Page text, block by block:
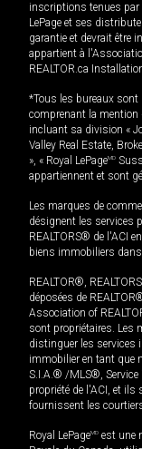
inscriptions tenues par
LePage et ses
garantie et devrait être
appartient à
REALTOR.ca
*Tous les bureaux sont
comprenant la mention
incluant sa division «
Valley Real Estate,
», « Royal LePageMD
appartiennent et sont
Les marques de
désignent les services
REALTORS® de l'ACI
biens immobiliers dans
REALTOR®,
déposées de
Association of
sont propriétaires. Les
distinguer les services
immobilier en tant que
S.I.A.® /MLS®, Service
propriété de l'ACI, et
fournissent les
Royal LePageMD est une